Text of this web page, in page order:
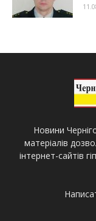
Новини
матеріалів
інтернет-сайтів